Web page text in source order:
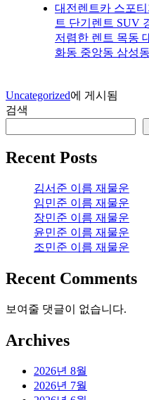
대전렌트카 스포티
트 단기렌트 SUV
저렴한 렌트 목동
화동 중앙동 삼성
Uncategorized에 게시됨
검색
Recent Posts
김서준 이름 재물운
임민준 이름 재물운
장민준 이름 재물운
윤민준 이름 재물운
조민준 이름 재물운
Recent Comments
보여줄 댓글이 없습니다.
Archives
2026년 8월
2026년 7월